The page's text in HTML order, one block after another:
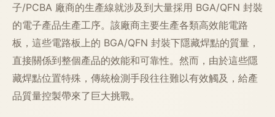
子/PCBA 廠商的生產線就涉及到大量採用 BGA/QFN 封裝
的電子產品生產工序。該廠商主要生產各類高效能電路
板，這些電路板上的 BGA/QFN 封裝下隱藏焊點的質量，
直接關係到整個產品的效能和可靠性。然而，由於這些隱
藏焊點位置特殊，傳統檢測手段往往難以有效觸及，給產
品質量控製帶來了巨大挑戰。